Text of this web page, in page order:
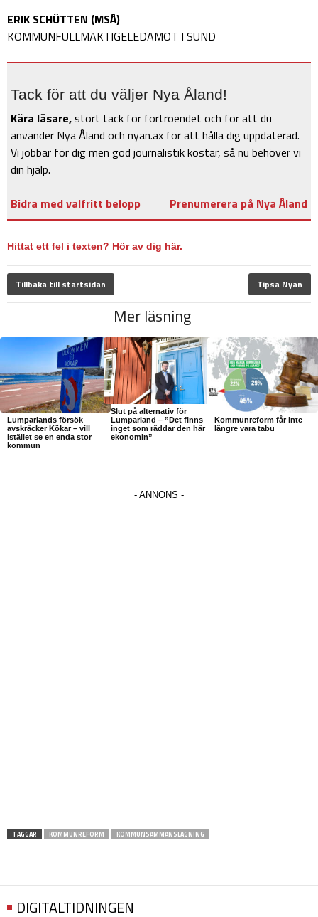
ERIK SCHÜTTEN (MSÅ)
KOMMUNFULLMÄKTIGELEDAMOT I SUND
Tack för att du väljer Nya Åland!
Kära läsare,stort tack för förtroendet och för att du
använder Nya Åland och nyan.ax för att hålla dig uppdaterad.
Vi jobbar för dig men god journalistik kostar, så nu behöver vi
din hjälp.
Bidra med valfritt belopp
Prenumerera på Nya Åland
Hittat ett fel i texten? Hör av dig här.
Tillbaka till startsidan Tipsa Nyan
Mer läsning
Lumparlands försök
avskräcker Kökar – vill
istället se en enda stor
kommun
Slut på alternativ för
Lumparland – ”Det finns
inget som räddar den här
ekonomin”
Kommunreform får inte
längre vara tabu
TAGGAR KOMMUNREFORM KOMMUNSAMMANSLAGNING
DIGITALTIDNINGEN